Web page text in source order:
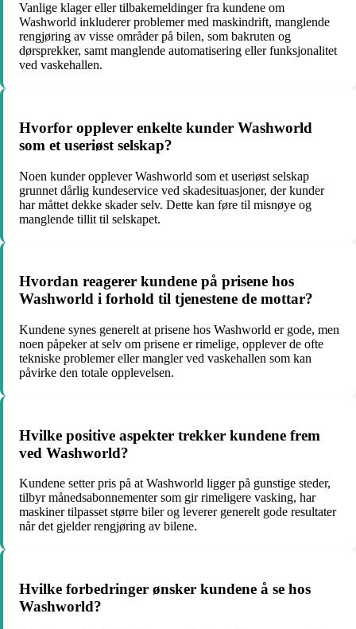
Vanlige klager eller tilbakemeldinger fra kundene om
Washworld inkluderer problemer med maskindrift, manglende
rengjøring av visse områder på bilen, som bakruten og
dørsprekker, samt manglende automatisering eller funksjonalitet
ved vaskehallen.
Hvorfor opplever enkelte kunder Washworld
som et useriøst selskap?
Noen kunder opplever Washworld som et useriøst selskap
grunnet dårlig kundeservice ved skadesituasjoner, der kunder
har måttet dekke skader selv. Dette kan føre til misnøye og
manglende tillit til selskapet.
Hvordan reagerer kundene på prisene hos
Washworld i forhold til tjenestene de mottar?
Kundene synes generelt at prisene hos Washworld er gode, men
noen påpeker at selv om prisene er rimelige, opplever de ofte
tekniske problemer eller mangler ved vaskehallen som kan
påvirke den totale opplevelsen.
Hvilke positive aspekter trekker kundene frem
ved Washworld?
Kundene setter pris på at Washworld ligger på gunstige steder,
tilbyr månedsabonnementer som gir rimeligere vasking, har
maskiner tilpasset større biler og leverer generelt gode resultater
når det gjelder rengjøring av bilene.
Hvilke forbedringer ønsker kundene å se hos
Washworld?